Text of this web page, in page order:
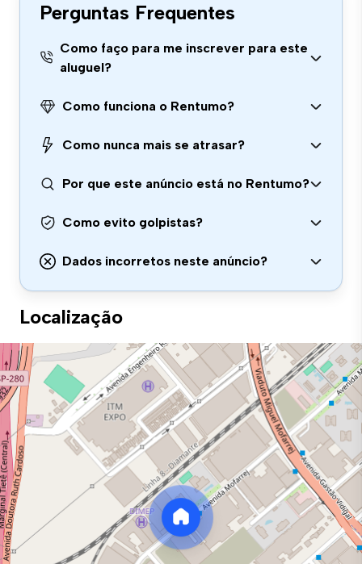
Perguntas Frequentes
Como faço para me inscrever para este
aluguel?
Como funciona o Rentumo?
Como nunca mais se atrasar?
Por que este anúncio está no Rentumo?
Como evito golpistas?
Dados incorretos neste anúncio?
Localização